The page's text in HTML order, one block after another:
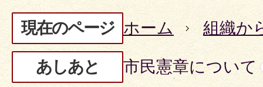
現在のページ ホーム 組織か
あしあと 市民憲章について